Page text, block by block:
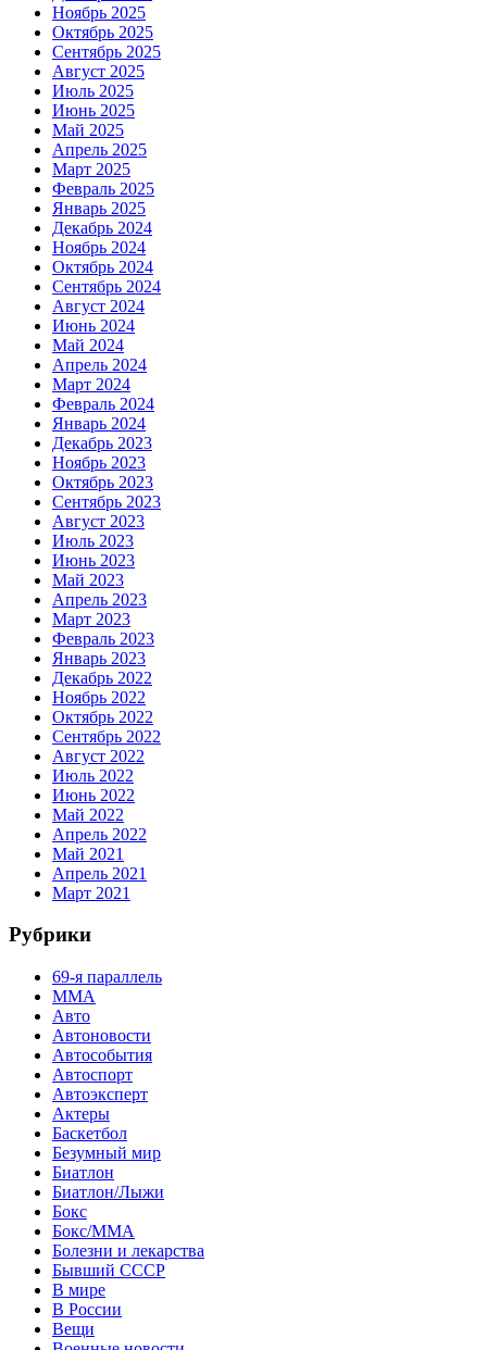
Ноябрь 2025
Октябрь 2025
Сентябрь 2025
Август 2025
Июль 2025
Июнь 2025
Май 2025
Апрель 2025
Март 2025
Февраль 2025
Январь 2025
Декабрь 2024
Ноябрь 2024
Октябрь 2024
Сентябрь 2024
Август 2024
Июнь 2024
Май 2024
Апрель 2024
Март 2024
Февраль 2024
Январь 2024
Декабрь 2023
Ноябрь 2023
Октябрь 2023
Сентябрь 2023
Август 2023
Июль 2023
Июнь 2023
Май 2023
Апрель 2023
Март 2023
Февраль 2023
Январь 2023
Декабрь 2022
Ноябрь 2022
Октябрь 2022
Сентябрь 2022
Август 2022
Июль 2022
Июнь 2022
Май 2022
Апрель 2022
Май 2021
Апрель 2021
Март 2021
Рубрики
69-я параллель
MMA
Авто
Автоновости
Автособытия
Автоспорт
Автоэксперт
Актеры
Баскетбол
Безумный мир
Биатлон
Биатлон/Лыжи
Бокс
Бокс/MMA
Болезни и лекарства
Бывший СССР
В мире
В России
Вещи